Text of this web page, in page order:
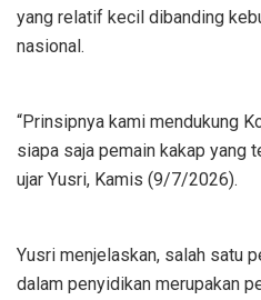
yang relatif kecil dibanding
nasional.
“Prinsipnya kami mendukung
siapa saja pemain kakap yang
ujar Yusri, Kamis (9/7/2026).
Yusri menjelaskan, salah satu
dalam penyidikan merupakan